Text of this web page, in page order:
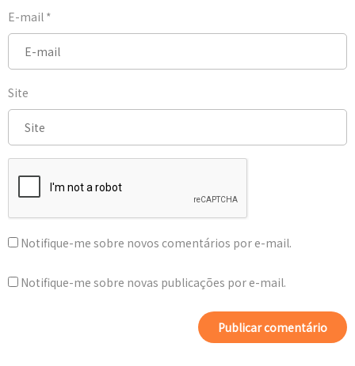
E-mail *
Site
Notifique-me sobre novos comentários por e-mail.
Notifique-me sobre novas publicações por e-mail.